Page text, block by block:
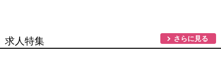
求人特集 さらに見る